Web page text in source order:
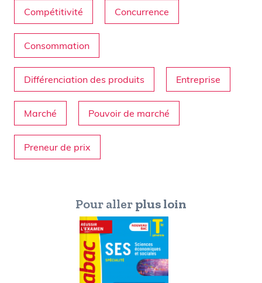
Compétitivité Concurrence
Consommation
Différenciation des produits Entreprise
Marché Pouvoir de marché
Preneur de prix
Pour allerplus loin